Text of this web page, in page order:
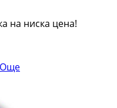
на ниска цена!
Още